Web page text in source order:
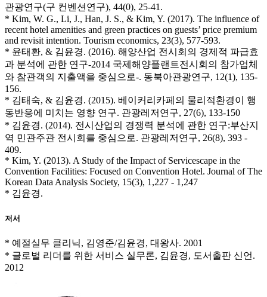
관광연구(구 컨벤션연구), 44(0), 25-41.
* Kim, W. G., Li, J., Han, J. S., & Kim, Y. (2017). The influence of
recent hotel amenities and green practices on guests’ price premium
and revisit intention. Tourism economics, 23(3), 577-593.
* 윤태환, & 김윤경. (2016). 해양산업 전시회의 경제적 파급효
과 분석에 관한 연구-2014 국제해양플랜트전시회의 참가업체
와 참관객의 지출액을 중심으로-. 동북아관광연구, 12(1), 135-
156.
* 김태숙, & 김윤경. (2015). 베이커리카페의 물리적환경이 행
동반응에 미치는 영향 연구. 관광레저연구, 27(6), 133-150
* 김윤경. (2014). 전시산업의 경쟁력 분석에 관한 연구:부산지
역 민관주관 전시회를 중심으로. 관광레저연구, 26(8), 393 -
409.
* Kim, Y. (2013). A Study of the Impact of Servicescape in the
Convention Facilities: Focused on Convention Hotel. Journal of The
Korean Data Analysis Society, 15(3), 1,227 - 1,247
* 김윤경.
저서
* 예절실무 클리닉, 김영준/김윤경, 대왕사. 2001
* 글로벌 리더를 위한 서비스 실무론, 김윤경, 도서출판 신언.
2012